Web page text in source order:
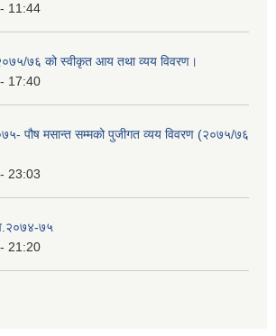
11:44
२०७५/७६ को स्वीकृत आय तथा व्यय विवरण।
17:40
पौष मसान्त सम्मको पुजीगत व्यय विवरण (२०७५/७६
23:03
७५
21:20